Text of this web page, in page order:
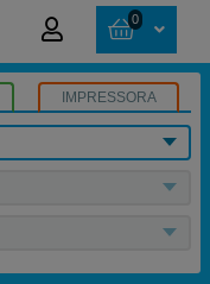
0
IMPRESSORA